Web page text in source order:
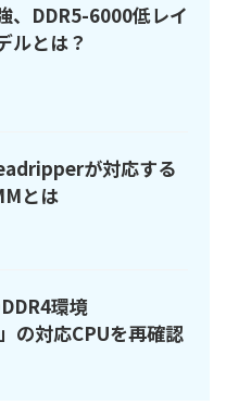
、DDR5-6000低レイ
ルとは？
が対応する
とは
環境
の対応CPUを再確認